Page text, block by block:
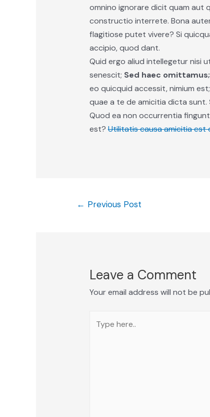
omnino ignorare dicit quam aut
constructio interrete. Bona
flagitiose putet vivere? Si
accipio, quod dant.
Quid ergo aliud intellegetur nisi
senescit; Sed haec omittamus;
eo quicquid accessit, nimium
quae a te de amicitia dicta sunt.
Quod ea non occurrentia
est?Utilitatis causa amicitia est
← Previous Post
Leave a Comment
Your email address will not be